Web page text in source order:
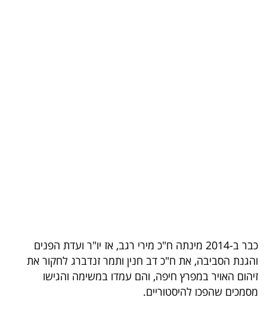
5
המילון
הכלכלי
כבר ב-2014 מינתה ח"כ מירי רגב, אז יו"ר ועדת הפנים
והגנת הסביבה, את ח"כ דב חנין ותמר זנדברג לחקור את
זיהום האויר במפרץ חיפה, והם עמדו במשימה והגישו
מסמכים שהפכו להיסטוריים.